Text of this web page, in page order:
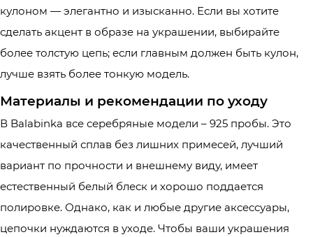
кулоном — элегантно и изысканно. Если вы хотите
сделать акцент в образе на украшении, выбирайте
более толстую цепь; если главным должен быть кулон,
лучше взять более тонкую модель.
Материалы и рекомендации по уходу
В Balabinka все серебряные модели – 925 пробы. Это
качественный сплав без лишних примесей, лучший
вариант по прочности и внешнему виду, имеет
естественный белый блеск и хорошо поддается
полировке. Однако, как и любые другие аксессуары,
цепочки нуждаются в уходе. Чтобы ваши украшения